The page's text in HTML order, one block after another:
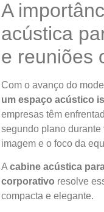
A
acústica
e reuniões
Com o avanço do
um espaço acústico
empresas têm
segundo plano
imagem e o foco da
A cabine acústica
corporativo resolve
compacta e elegante.